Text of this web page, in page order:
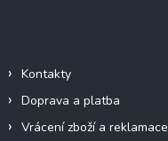
Kontakty
Doprava a platba
Vrácení zboží a reklamace